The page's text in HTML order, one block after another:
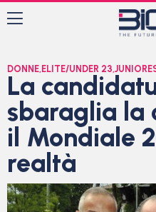
DONNE, ELITE/UNDER 23,
La
sbaraglia la
il Mondiale
realtà